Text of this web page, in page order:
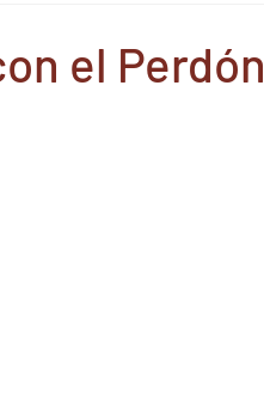
el Perdón